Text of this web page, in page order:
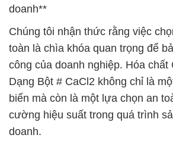
doanh**
Chúng tôi nhận thức rằng việc
toàn là chìa khóa quan trọng để
công của doanh nghiệp. Hóa chất
Dạng Bột # CaCl2 không chỉ là
biến mà còn là một lựa chọn an
cường hiệu suất trong quá trình
doanh.